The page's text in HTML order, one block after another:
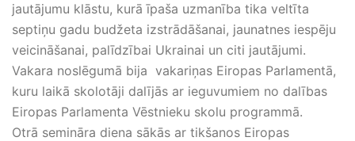
jautājumu klāstu, kurā īpaša uzmanība tika veltīta
septiņu gadu budžeta izstrādāšanai, jaunatnes iespēju
veicināšanai, palīdzībai Ukrainai un citi jautājumi.
Vakara noslēgumā bija vakariņas Eiropas Parlamentā,
kuru laikā skolotāji dalījās ar ieguvumiem no dalības
Eiropas Parlamenta Vēstnieku skolu programmā.
Otrā semināra diena sākās ar tikšanos Eiropas